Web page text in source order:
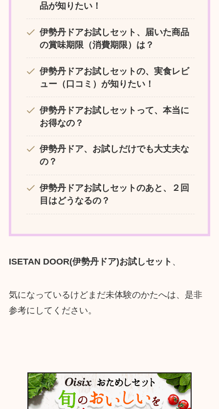
品が知りたい！
伊勢丹ドアお試しセット、届いた商品
の賞味期限（消費期限）は？
伊勢丹ドアお試しセットの、実食レビ
ュー（口コミ）が知りたい！
伊勢丹ドアお試しセットって、本当に
お得なの？
伊勢丹ドア、お試しだけでも大丈夫な
の？
伊勢丹ドアお試しセットのあと、２回
目はどうなるの？
ISETAN DOOR(伊勢丹ドア)お試しセット 、
気になっているけどまだ未体験のかたへは、是非
参考にしてください。